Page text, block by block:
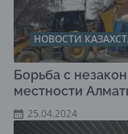
НОВОСТИ
Борьба с
местности
25.04.2024